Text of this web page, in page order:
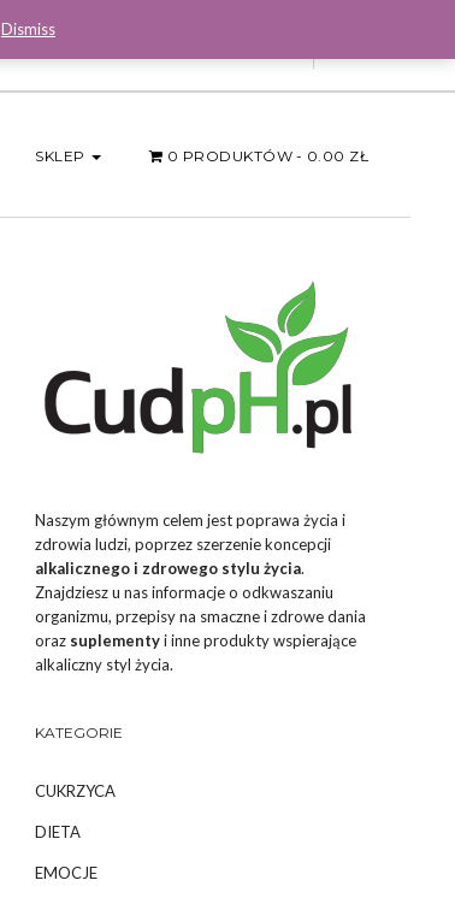
SKLEP 0 PRODUKTÓW 0.00 ZŁ
Naszym głównym celem jest poprawa życia i
zdrowia ludzi, poprzez szerzenie koncepcji
alkalicznego i zdrowego stylu życia.
Znajdziesz u nas informacje o odkwaszaniu
organizmu, przepisy na smaczne i zdrowe dania
oraz suplementyi inne produkty wspierające
alkaliczny styl życia.
KATEGORIE
CUKRZYCA
DIETA
EMOCJE
Dismiss